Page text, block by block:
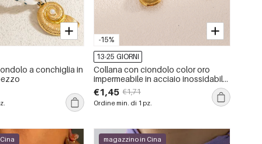
a conchiglia in
-15%
13-25 GIORNI
Collana con ciondolo color oro
impermeabile in acciaio inossidabile
con conchiglia da 1 pezzo
€1,45 €1,71
Ordine min. di 1 pz.
magazzino in Cina